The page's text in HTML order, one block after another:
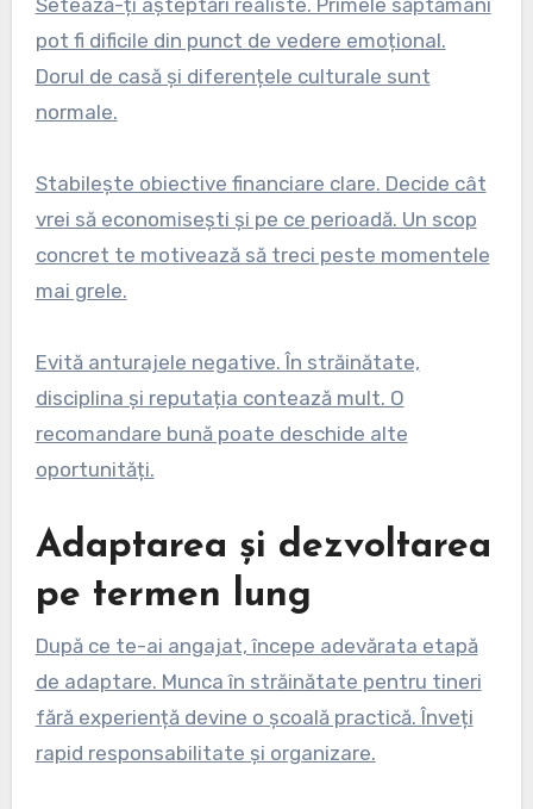
pot fi dificile din punct de vedere emoțional.
Dorul de casă și diferențele culturale sunt
normale.
Stabilește obiective financiare clare. Decide cât
vrei să economisești și pe ce perioadă. Un scop
concret te motivează să treci peste momentele
mai grele.
Evită anturajele negative. În străinătate,
disciplina și reputația contează mult. O
recomandare bună poate deschide alte
oportunități.
Adaptarea și dezvoltarea
pe termen lung
După ce te-ai angajat, începe adevărata etapă
de adaptare. Munca în străinătate pentru tineri
fără experiență devine o școală practică. Înveți
rapid responsabilitate și organizare.